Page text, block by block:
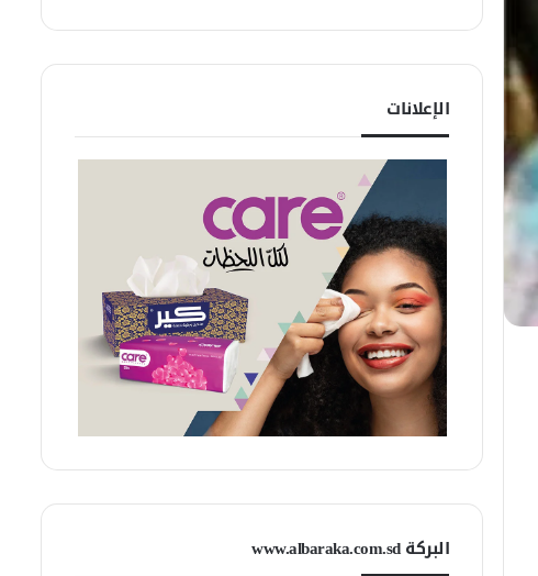
الإعلانات
البركة www.albaraka.com.sd